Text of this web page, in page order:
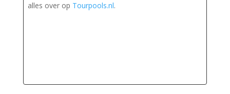
alles over op Tourpools.nl.